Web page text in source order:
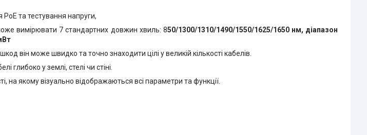
та тестування напруги,
вимірювати 7 стандартних довжин хвиль: 850/1300/1310/1490/1550/1625/1650 нм, діапазон
він може швидко та точно знаходити цілі у великій кількості кабелів.
глибоко у землі, стелі чи стіні.
на якому візуально відображаються всі параметри та функції.